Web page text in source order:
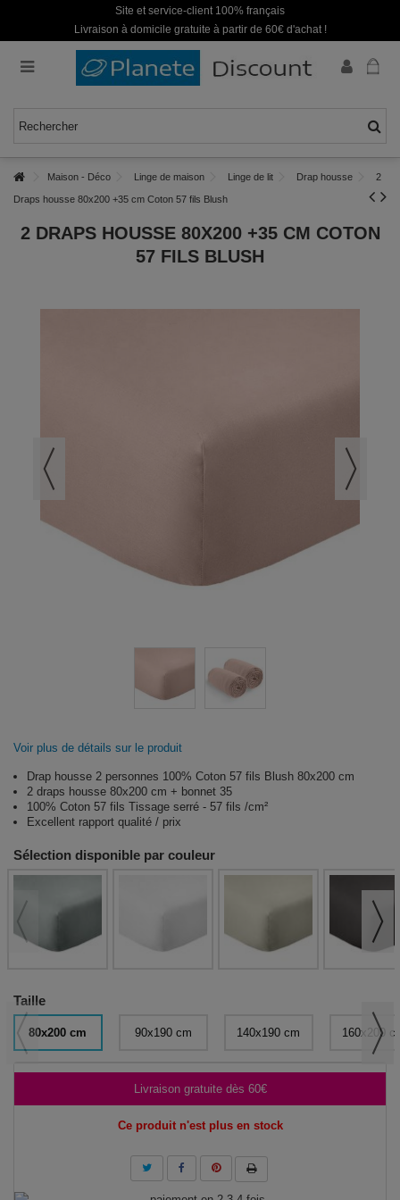
Site et service-client 100% français
Livraison à domicile gratuite à partir de 60€ d'achat !
Maison - Déco Linge de maison Linge de lit Drap housse 2
Draps housse 80x200 +35 cm Coton 57 fils Blush
2 DRAPS HOUSSE 80X200 +35 CM COTON
57 FILS BLUSH
Voir plus de détails sur le produit
Drap housse 2 personnes 100% Coton 57 fils Blush 80x200 cm
2 draps housse 80x200 cm + bonnet 35
100% Coton 57 fils Tissage serré - 57 fils /cm²
Excellent rapport qualité / prix
Sélection disponible par couleur
Taille
80x200 cm 90x190 cm 140x190 cm 160x200
Livraison gratuite dès 60€
Ce produit n'est plus en stock